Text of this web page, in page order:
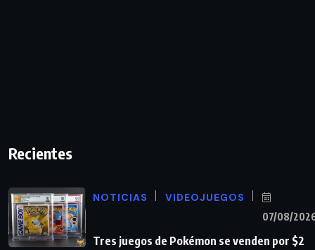
Recientes
NOTICIAS VIDEOJUEGOS
07/08/
Tres juegos de Pokémon se venden por $2